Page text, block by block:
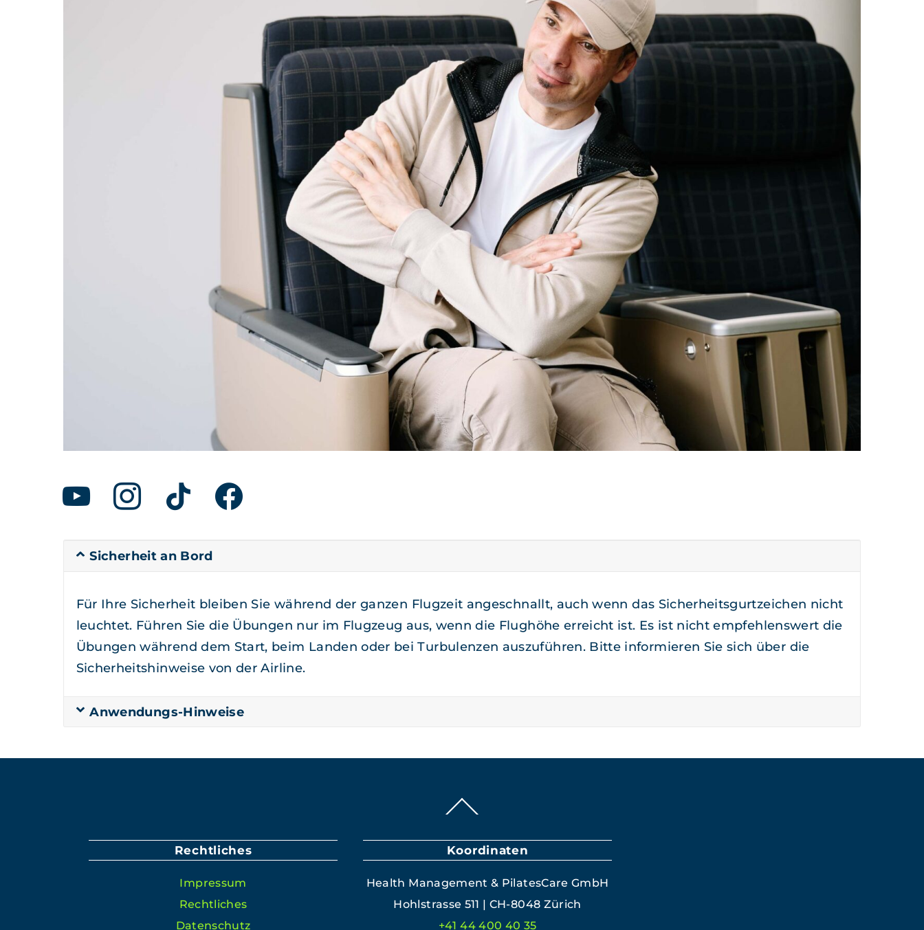
youtube
insta­
gram
tik­
tok
face­
book
Sicher­heit an Bord
Für Ihre Sicher­heit bleiben Sie während der ganzen Flugzeit angeschnallt, auch wenn das Sicher­heits­gurtze­ichen nicht
leuchtet. Führen Sie die Übun­gen nur im Flugzeug aus, wenn die Flughöhe erre­icht ist. Es ist nicht empfehlenswert die
Übun­gen während dem Start, beim Lan­den oder bei Tur­bu­len­zen auszuführen. Bitte informieren Sie sich über die
Sicher­heit­shin­weise von der Airline.
Anwen­dungs-Hin­weise
To
Rechtliches
Impres­sum
Rechtlich­es
Daten­schutz
Koordinaten
Health Man­age­ment & PilatesCare GmbH
Hohlstrasse 511 | CH-8048 Zürich
+41 44 400 40 35